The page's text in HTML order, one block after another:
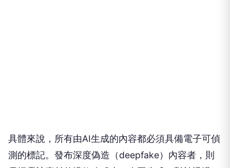
具體來說，所有由AI生成的內容都必須具備電子可偵
測的標記。發布深度偽造（deepfake）內容者，則